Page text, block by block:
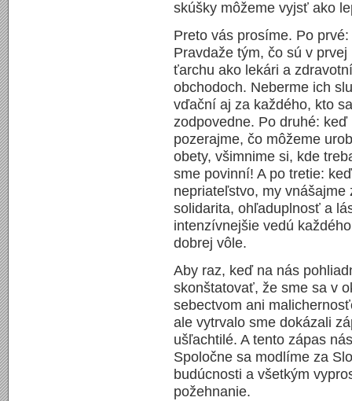
skúšky môžeme vyjsť ako
Preto vás prosíme. Po
Pravdaže tým, čo sú v
ťarchu ako lekári a
obchodoch. Neberme ich
vďační aj za každého, kto
zodpovedne. Po druhé:
pozerajme, čo môžeme
obety, všimnime si, kde
sme povinní! A po tretie:
nepriateľstvo, my
solidarita, ohľaduplnosť a
intenzívnejšie vedú
dobrej vôle.
Aby raz, keď na nás
skonštatovať, že sme sa v
sebectvom ani
ale vytrvalo sme dokázali
ušľachtilé. A tento zápas
Spoločne sa modlíme za
budúcnosti a všetkým
požehnanie.